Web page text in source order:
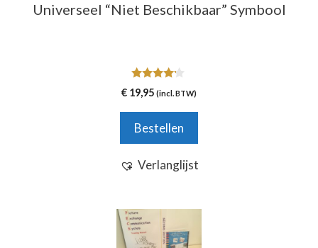
Universeel “Niet Beschikbaar” Symbool
4.00
van 5
€ 19,95 (incl. BTW)
Bestellen
Verlanglijst